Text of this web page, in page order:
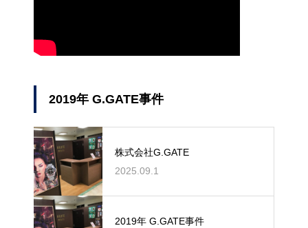
2019年 G.GATE事件
株式会社G.GATE
2025.09.1
2019年 G.GATE事件